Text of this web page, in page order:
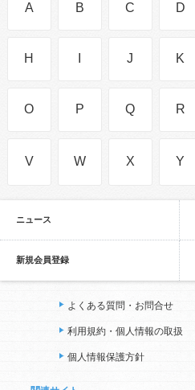
A B C D
H J K
O P Q R
V W X Y
ニュース
新規会員登録
よくある質問・お問合せ
利用規約・個人情報の取扱
個人情報保護方針